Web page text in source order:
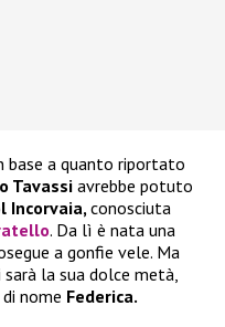
base a quanto riportato
Tavassiavrebbe potuto
Incorvaia, conosciuta
. Da lì è nata una
a gonfie vele. Ma
la sua dolce metà,
nome Federica.